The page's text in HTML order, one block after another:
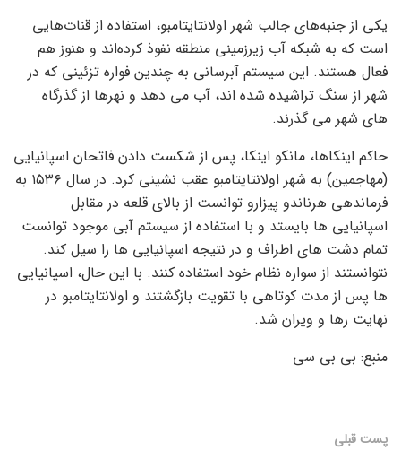
یکی از جنبه‌های جالب شهر اولانتایتامبو، استفاده از قنات‌هایی
است که به شبکه آب زیرزمینی منطقه نفوذ کرده‌اند و هنوز هم
فعال هستند. این سیستم آبرسانی به چندین فواره تزئینی که در
شهر از سنگ تراشیده شده اند، آب می دهد و نهرها از گذرگاه
های شهر می گذرند.
حاکم اینکاها، مانکو اینکا، پس از شکست دادن فاتحان اسپانیایی
(مهاجمین) به شهر اولانتایتامبو عقب نشینی کرد. در سال ۱۵۳۶ به
فرماندهی هرناندو پیزارو توانست از بالای قلعه در مقابل
اسپانیایی ها بایستد و با استفاده از سیستم آبی موجود توانست
تمام دشت های اطراف و در نتیجه اسپانیایی ها را سیل کند.
نتوانستند از سواره نظام خود استفاده کنند. با این حال، اسپانیایی
ها پس از مدت کوتاهی با تقویت بازگشتند و اولانتایتامبو در
نهایت رها و ویران شد.
منبع: بی بی سی
پست قبلی